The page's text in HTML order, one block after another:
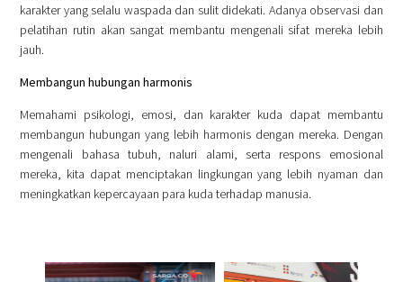
karakter yang selalu waspada dan sulit didekati. Adanya observasi dan
pelatihan rutin akan sangat membantu mengenali sifat mereka lebih
jauh.
Membangun hubungan harmonis
Memahami psikologi, emosi, dan karakter kuda dapat membantu
membangun hubungan yang lebih harmonis dengan mereka. Dengan
mengenali bahasa tubuh, naluri alami, serta respons emosional
mereka, kita dapat menciptakan lingkungan yang lebih nyaman dan
meningkatkan kepercayaan para kuda terhadap manusia.